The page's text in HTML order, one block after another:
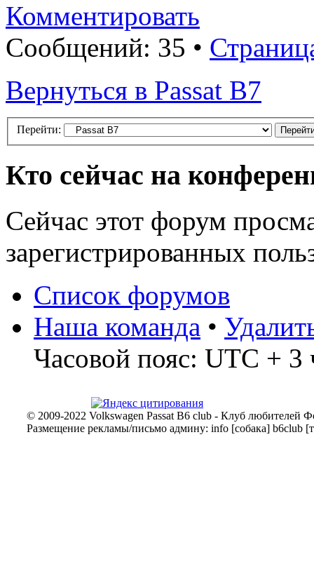
Комментировать
Сообщений: 35 •
Вернуться в Passat B7
Перейти:
Кто сейчас на
Сейчас этот форум
зарегистрированных
Список форумов
Наша команда •
Часовой пояс: UTC + 3
© 2009-2022 Volkswagen Passat B6 club - Клуб любителей
Размещение рекламы/письмо админу: info [собака] b6club